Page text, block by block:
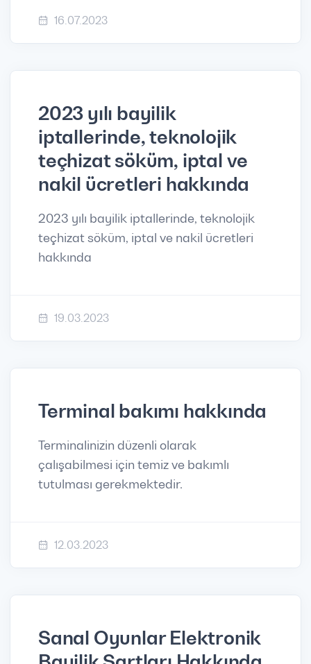
16.07.2023
2023 yılı bayilik
iptallerinde, teknolojik
teçhizat söküm, iptal ve
nakil ücretleri hakkında
2023 yılı bayilik iptallerinde, teknolojik
teçhizat söküm, iptal ve nakil ücretleri
hakkında
19.03.2023
Terminal bakımı hakkında
Terminalinizin düzenli olarak
çalışabilmesi için temiz ve bakımlı
tutulması gerekmektedir.
12.03.2023
Sanal Oyunlar Elektronik